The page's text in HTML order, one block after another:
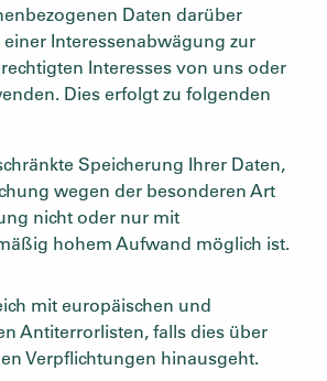
Daten darüber
Interessenabwägung zur
Interesses von uns oder
Dies erfolgt zu folgenden
Speicherung Ihrer Daten,
wegen der besonderen Art
nicht oder nur mit
hohem Aufwand möglich ist.
mit europäischen und
Antiterrorlisten, falls dies über
Verpflichtungen hinausgeht.